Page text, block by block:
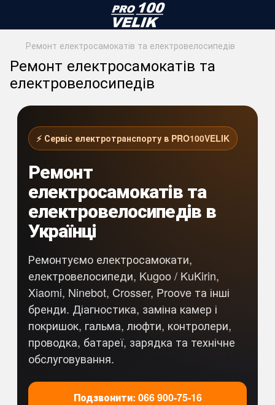
Ремонт електросамокатів та електровелосипедів
Ремонт електросамокатів та
електровелосипедів
⚡ Сервіс електротранспорту в PRO100VELIK
Ремонт
електросамокатів та
електровелосипедів в
Українці
Ремонтуємо електросамокати,
електровелосипеди, Kugoo / KuKirin,
Xiaomi, Ninebot, Crosser, Proove та інші
бренди. Діагностика, заміна камер і
покришок, гальма, люфти, контролери,
проводка, батареї, зарядка та технічне
обслуговування.
Подзвонити: 066 900-75-16